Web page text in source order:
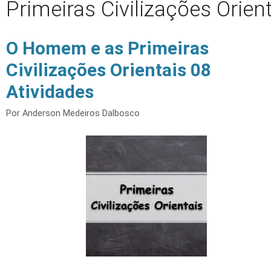
Primeiras Civilizações
O Homem e as Primeiras
Civilizações Orientais 08
Atividades
Por Anderson Medeiros Dalbosco